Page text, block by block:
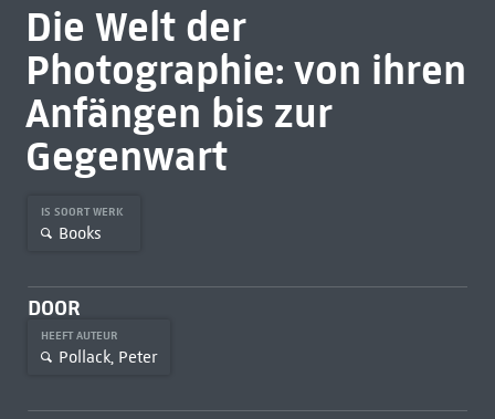
Die Welt der
Photographie: von ihren
Anfängen bis zur
Gegenwart
IS SOORT WERK
Books
DOOR
HEEFT AUTEUR
Pollack, Peter